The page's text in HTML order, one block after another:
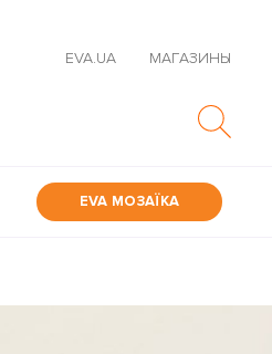
EVA.UA МАГАЗИНЫ
EVA МОЗАЇКА